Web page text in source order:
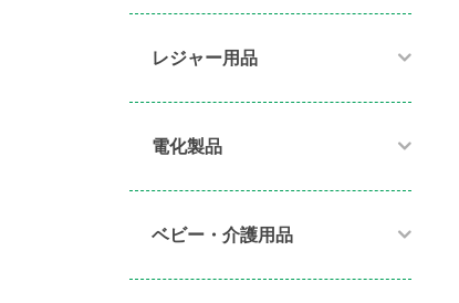
レジャー用品
電化製品​
ベビー・介護用品​